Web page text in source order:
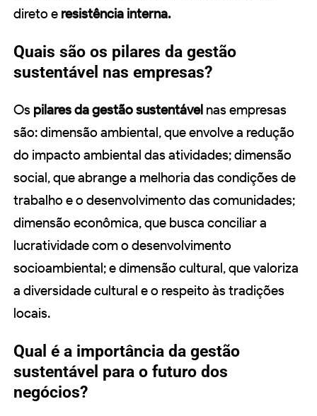
direto e resistência interna.
Quais são os pilares da gestão
sustentável nas empresas?
Os pilares da gestão sustentável nas empresas
são: dimensão ambiental, que envolve a redução
do impacto ambiental das atividades; dimensão
social, que abrange a melhoria das condições de
trabalho e o desenvolvimento das comunidades;
dimensão econômica, que busca conciliar a
lucratividade com o desenvolvimento
socioambiental; e dimensão cultural, que valoriza
a diversidade cultural e o respeito às tradições
locais.
Qual é a importância da gestão
sustentável para o futuro dos
negócios?